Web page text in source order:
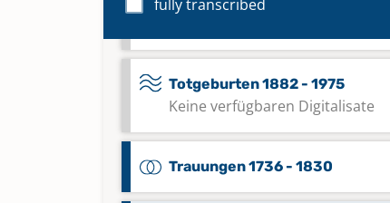
fully transcribed
Totgeburten 1882 - 1975
Keine verfügbaren Digitalisate
Trauungen 1736 - 1830